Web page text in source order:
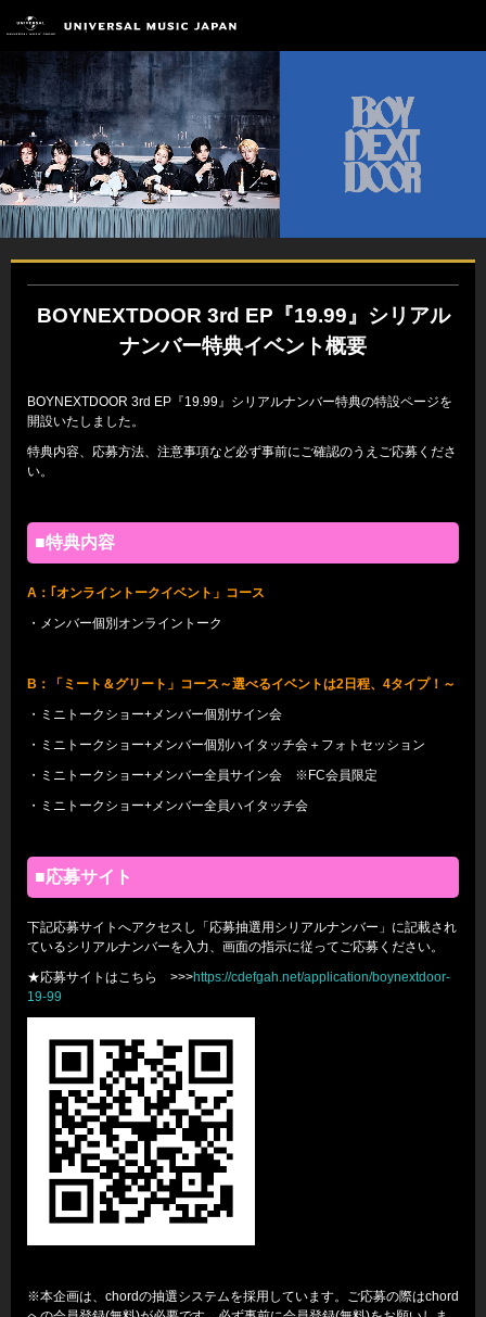
BOYNEXTDOOR 3rd EP 『19.99』シリアル
ナンバー特典イベント概要
BOYNEXTDOOR 3rd EP『19.99』シリアルナンバー特典の特設ページを
開設いたしました。
特典内容、応募方法、注意事項など必ず事前にご確認のうえご応募くださ
い。
■特典内容
A ：｢オンライントークイベント」コース
・メンバー個別オンライントーク
B ：「ミート＆グリート」コース～選べるイベントは2日程、4タイプ！～
・ミニトークショー+メンバー個別サイン会
・ミニトークショー+メンバー個別ハイタッチ会＋フォトセッション
・ミニトークショー+メンバー全員サイン会 ※FC会員限定
・ミニトークショー+メンバー全員ハイタッチ会
■応募サイト
下記応募サイトへアクセスし「応募抽選用シリアルナンバー」に記載され
ているシリアルナンバーを入力、画面の指示に従ってご応募ください。
★応募サイトはこちら >>>https://cdefgah.net/application/boynextdoor-
19-99
※本企画は、chordの抽選システムを採用しています。ご応募の際はchord